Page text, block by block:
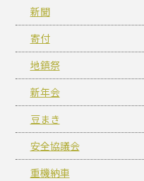
新聞
寄付
地鎮祭
新年会
豆まき
安全協議会
重機納車